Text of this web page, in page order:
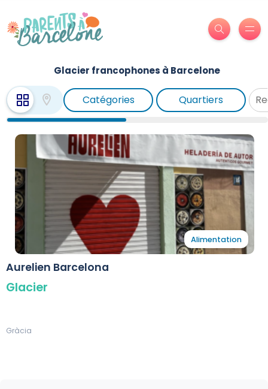
Glacier francophones à Barcelone
Catégories Quartiers
Alimentation
Aurelien Barcelona
Glacier
Gràcia